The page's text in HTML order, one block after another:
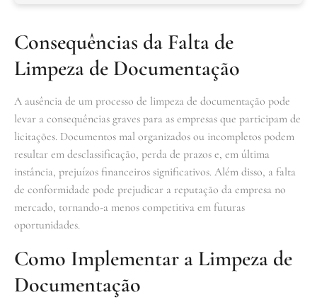
Consequências da Falta de
Limpeza de Documentação
A ausência de um processo de limpeza de documentação pode
levar a consequências graves para as empresas que participam de
licitações. Documentos mal organizados ou incompletos podem
resultar em desclassificação, perda de prazos e, em última
instância, prejuízos financeiros significativos. Além disso, a falta
de conformidade pode prejudicar a reputação da empresa no
mercado, tornando-a menos competitiva em futuras
oportunidades.
Como Implementar a Limpeza de
Documentação